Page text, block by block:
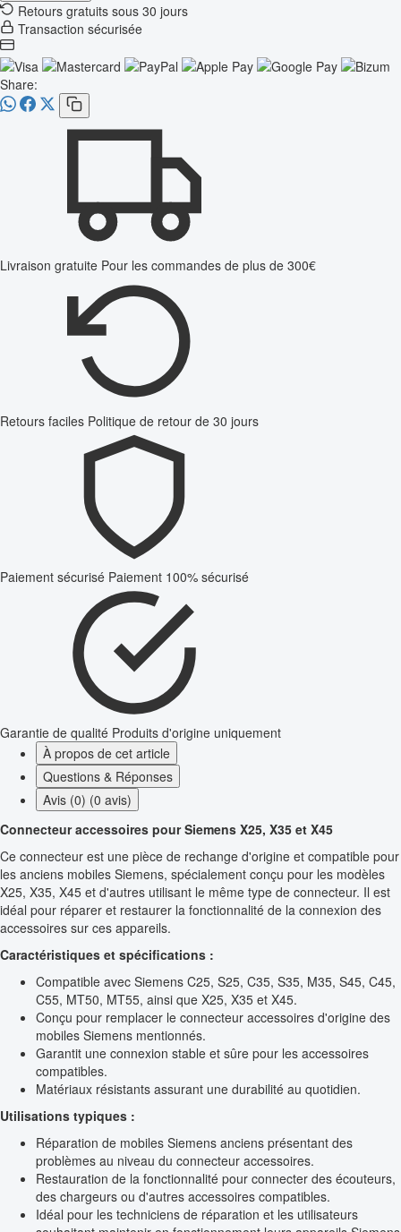
Retours gratuits sous 30 jours
Transaction sécurisée
Share:
Livraison gratuite Pour les commandes de plus de 300€
Retours faciles Politique de retour de 30 jours
Paiement sécurisé Paiement 100% sécurisé
Garantie de qualité Produits d'origine uniquement
À propos de cet article
Questions & Réponses
Avis (0) (0 avis)
Connecteur accessoires pour Siemens X25, X35 et X45
Ce connecteur est une pièce de rechange d'origine et compatible pour
les anciens mobiles Siemens, spécialement conçu pour les modèles
X25, X35, X45 et d'autres utilisant le même type de connecteur. Il est
idéal pour réparer et restaurer la fonctionnalité de la connexion des
accessoires sur ces appareils.
Caractéristiques et spécifications :
Compatible avec Siemens C25, S25, C35, S35, M35, S45, C45,
C55, MT50, MT55, ainsi que X25, X35 et X45.
Conçu pour remplacer le connecteur accessoires d'origine des
mobiles Siemens mentionnés.
Garantit une connexion stable et sûre pour les accessoires
compatibles.
Matériaux résistants assurant une durabilité au quotidien.
Utilisations typiques :
Réparation de mobiles Siemens anciens présentant des
problèmes au niveau du connecteur accessoires.
Restauration de la fonctionnalité pour connecter des écouteurs,
des chargeurs ou d'autres accessoires compatibles.
Idéal pour les techniciens de réparation et les utilisateurs